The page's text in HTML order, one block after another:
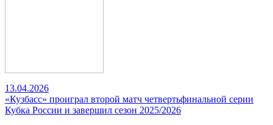
13.04.2026
«Кузбасс» проиграл второй матч четвертьфинальной серии
Кубка России и завершил сезон 2025/2026